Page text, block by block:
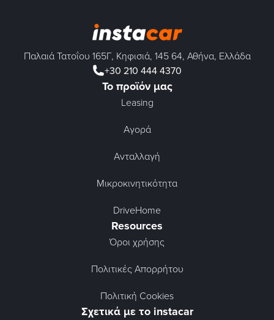
Παλαιά Τατοΐου 165Γ, Κηφισιά, 145 64, Αθήνα, Ελλάδα
+30 210 444 4370
Το προϊόν μας
Leasing
Αγορά
Ανταλλαγή
Μικροκινητικότητα
DriveHome
Resources
Όροι χρήσης
Πολιτικές Απορρήτου
Πολιτική Cookies
Σχετικά με το instacar